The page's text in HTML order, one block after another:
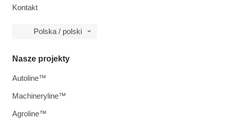
Kontakt
Polska / polski
Nasze projekty
Autoline™
Machineryline™
Agroline™